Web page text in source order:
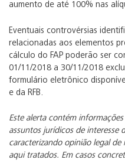
aumento de até 100% nas
Eventuais controvérsias
relacionadas aos elementos
cálculo do FAP poderão ser
01/11/2018 a 30/11/2018
formulário eletrônico
e da RFB.
Este alerta contém
assuntos jurídicos de interesse
caracterizando opinião legal
aqui tratados. Em casos